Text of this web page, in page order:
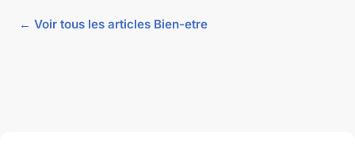
← Voir tous les articles Bien-etre